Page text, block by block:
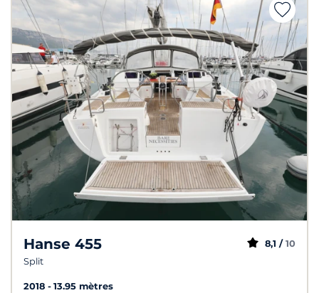
Hanse 455
Split
8,1 / 10
2018
13.95 mètres